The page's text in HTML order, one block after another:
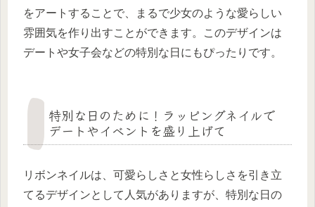
をアートすることで、まるで少女のような愛らしい
雰囲気を作り出すことができます。このデザインは
デートや女子会などの特別な日にもぴったりです。
特別な日のために！ラッピングネイルで
デートやイベントを盛り上げて
リボンネイルは、可愛らしさと女性らしさを引き立
てるデザインとして人気がありますが、特別な日の